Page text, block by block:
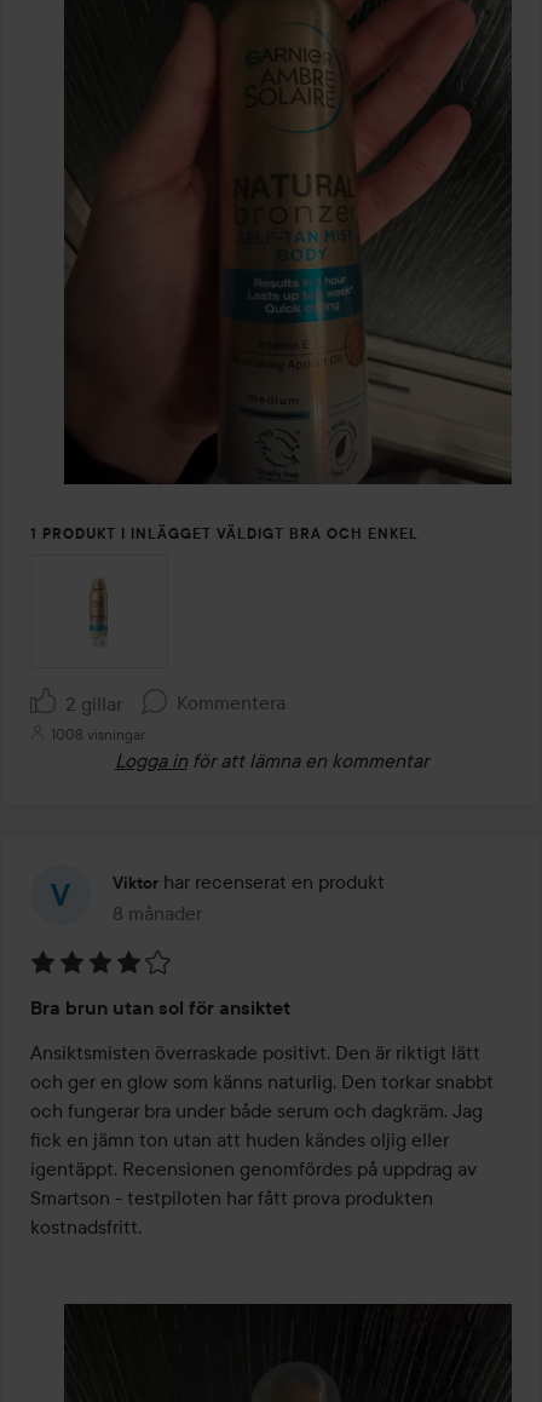
1 PRODUKT I INLÄGGET VÄLDIGT BRA OCH ENKEL
2 gillar Kommentera
1008 visningar
Logga in för att lämna en kommentar
Viktor har recenserat en produkt
8 månader
Inlägget skapades 8 månader
4
av
5
Bra brun utan sol för ansiktet
Ansiktsmisten överraskade positivt. Den är riktigt lätt
och ger en glow som känns naturlig. Den torkar snabbt
och fungerar bra under både serum och dagkräm. Jag
fick en jämn ton utan att huden kändes oljig eller
igentäppt. Recensionen genomfördes på uppdrag av
Smartson - testpiloten har fått prova produkten
kostnadsfritt.